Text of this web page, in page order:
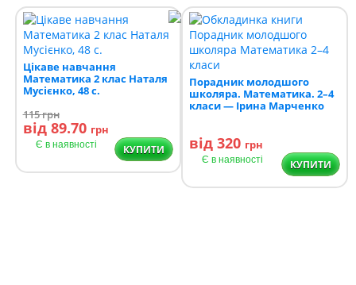
Цікаве навчання
Математика 2 клас Наталя
Мусієнко, 48 с.
115грн
від 89.70 грн
Є в наявності КУПИТИ
Порадник молодшого
школяра. Математика. 2–4
класи — Ірина Марченко
від 320 грн
Є в наявності КУПИТИ